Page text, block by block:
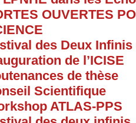
OUVERTES
des Deux Infinis
de l’ICISE
de thèse
Scientifique
ATLAS-PPS